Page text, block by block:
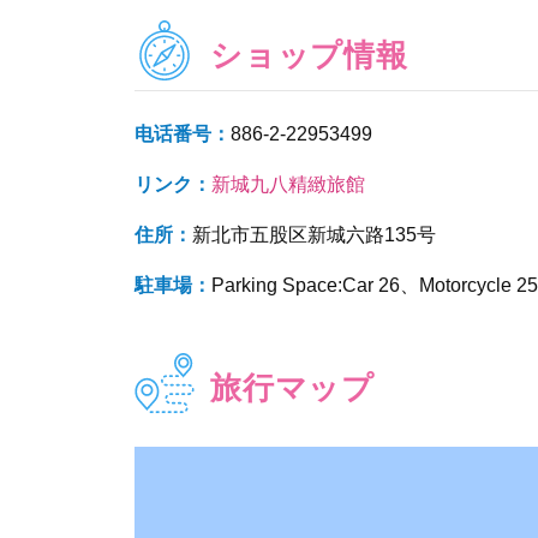
ショップ情報
电话番号： 886-2-22953499
リンク： 新城九八精緻旅館
住所： 新北市五股区新城六路135号
駐車場： Parking Space:Car 26、Motorcycle
旅行マップ